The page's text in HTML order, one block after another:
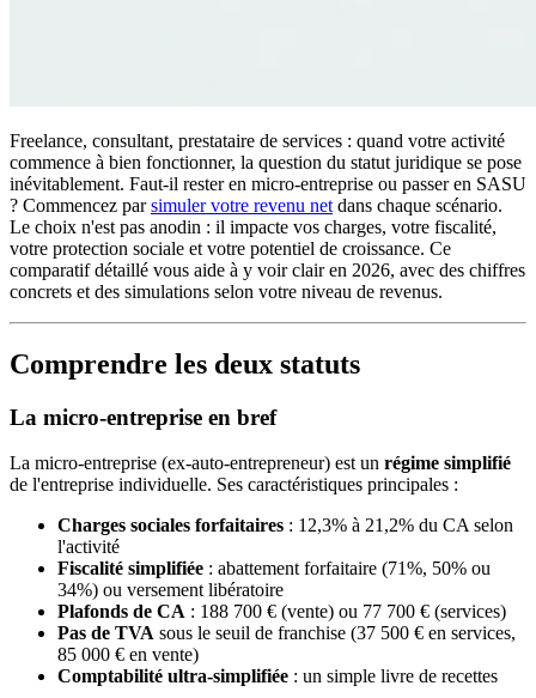
Freelance, consultant, prestataire de services : quand votre activité
commence à bien fonctionner, la question du statut juridique se pose
inévitablement. Faut-il rester en micro-entreprise ou passer en SASU
? Commencez parsimuler votre revenu net dans chaque scénario.
Le choix n'est pas anodin : il impacte vos charges, votre fiscalité,
votre protection sociale et votre potentiel de croissance. Ce
comparatif détaillé vous aide à y voir clair en 2026, avec des chiffres
concrets et des simulations selon votre niveau de revenus.
Comprendre les deux statuts
La micro-entreprise en bref
La micro-entreprise (ex-auto-entrepreneur) est un régime simplifié
de l'entreprise individuelle. Ses caractéristiques principales :
Charges sociales forfaitaires : 12,3% à 21,2% du CA selon
l'activité
Fiscalité simplifiée : abattement forfaitaire (71%, 50% ou
34%) ou versement libératoire
Plafonds de CA : 188 700 € (vente) ou 77 700 € (services)
Pas de TVA sous le seuil de franchise (37 500 € en services,
85 000 € en vente)
Comptabilité ultra-simplifiée : un simple livre de recettes